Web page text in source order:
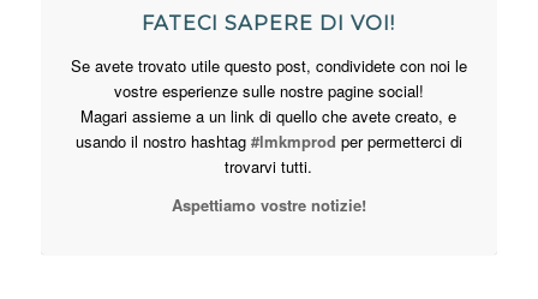
FATECI SAPERE DI VOI!
Se avete trovato utile questo post, condividete con noi le
vostre esperienze sulle nostre pagine social!
Magari assieme a un link di quello che avete creato, e
usando il nostro hashtag#lmkmprod per permetterci di
trovarvi tutti.
Aspettiamo vostre notizie!